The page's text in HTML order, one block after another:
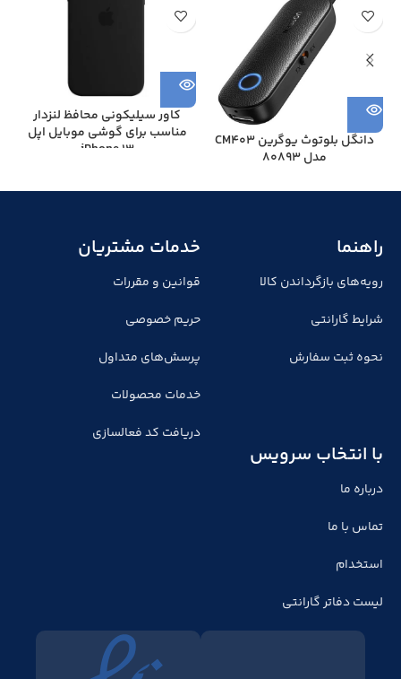
دانگل بلوتوث یوگرین CM403
مدل 80893
کاور سیلیکونی محافظ لنزدار
مناسب برای گوشی موبایل اپل
iPhone 13
راهنما
رویه‌های بازگرداندن کالا
شرایط گارانتی
نحوه ثبت سفارش
خدمات مشتریان
قوانین و مقررات
حریم خصوصی
پرسش‌های متداول
خدمات محصولات
دریافت کد فعالسازی
با انتخاب سرویس
درباره ما
تماس با ما
استخدام
لیست دفاتر گارانتی